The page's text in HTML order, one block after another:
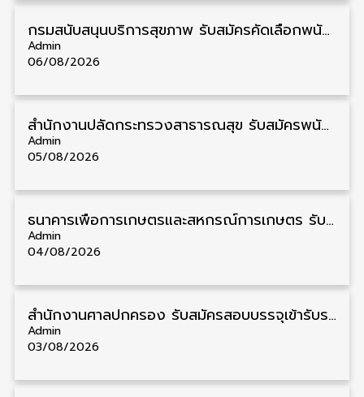
กรมสนับสนุนบริการสุขภาพ รับสมัครคัดเลือกพนักงานราชการ วุฒิ ปวส./ป.ตรี 13 อัตรา รับสมัคร 11 – 20 สิงหาคม
Admin
06/08/2026
สำนักงานปลัดกระทรวงสาธารณสุข รับสมัครพนักงานราชการรูปแบบพิเศษ วุฒิ ปวส./ป.ตรี 102 อัตรา รับสมัคร 17 – 28 สิงหาคม
Admin
05/08/2026
ธนาคารเพื่อการเกษตรและสหกรณ์การเกษตร รับสมัครบุคคลเพื่อเป็นผู้ช่วยพนักงาน วุฒิ ป.ตรี 5 อัตรา รับสมัคร 4 – 14 สิงหาคม
Admin
04/08/2026
สํานักงานศาลปกครอง รับสมัครสอบบรรจุเข้ารับราชการ วุฒิ ป.ตรี 72 อัตรา รับสมัคร 31 สิงหาคม – 18 กันยายน
Admin
03/08/2026